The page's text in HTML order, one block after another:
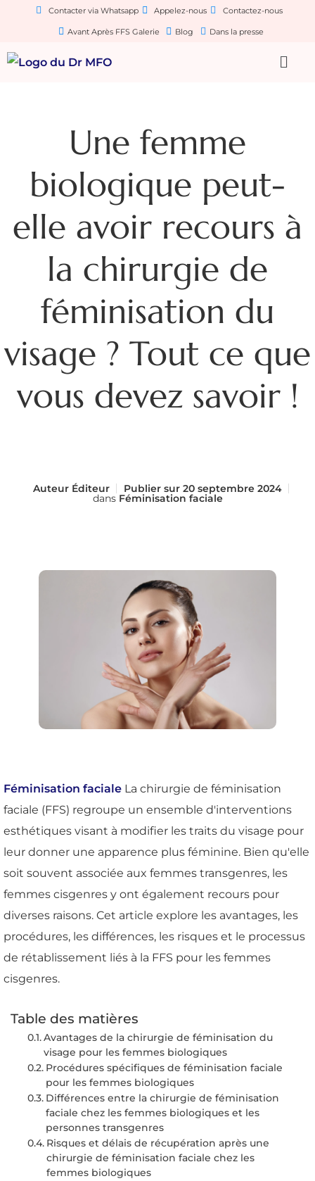
Contacter via Whatsapp Appelez-nous Contactez-nous
Avant Après FFS Galerie Blog Dans la presse
Une femme
biologique peut-
elle avoir recours à
la chirurgie de
féminisation du
visage ? Tout ce que
vous devez savoir !
Auteur Éditeur Publier sur 20 septembre 2024
dans Féminisation faciale
Féminisation faciale La chirurgie de féminisation
faciale (FFS) regroupe un ensemble d'interventions
esthétiques visant à modifier les traits du visage pour
leur donner une apparence plus féminine. Bien qu'elle
soit souvent associée aux femmes transgenres, les
femmes cisgenres y ont également recours pour
diverses raisons. Cet article explore les avantages, les
procédures, les différences, les risques et le processus
de rétablissement liés à la FFS pour les femmes
cisgenres.
Table des matières
Avantages de la chirurgie de féminisation du
visage pour les femmes biologiques
Procédures spécifiques de féminisation faciale
pour les femmes biologiques
Différences entre la chirurgie de féminisation
faciale chez les femmes biologiques et les
personnes transgenres
Risques et délais de récupération après une
chirurgie de féminisation faciale chez les
femmes biologiques